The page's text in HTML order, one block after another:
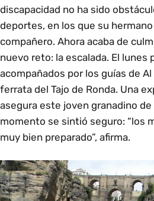
discapacidad no ha sido
deportes, en los que su
compañero. Ahora acaba de
nuevo reto: la escalada. El lunes
acompañados por los guías de Al
ferrata del Tajo de Ronda. Una
asegura este joven granadino de
momento se sintió seguro: “los
muy bien preparado”, afirma.